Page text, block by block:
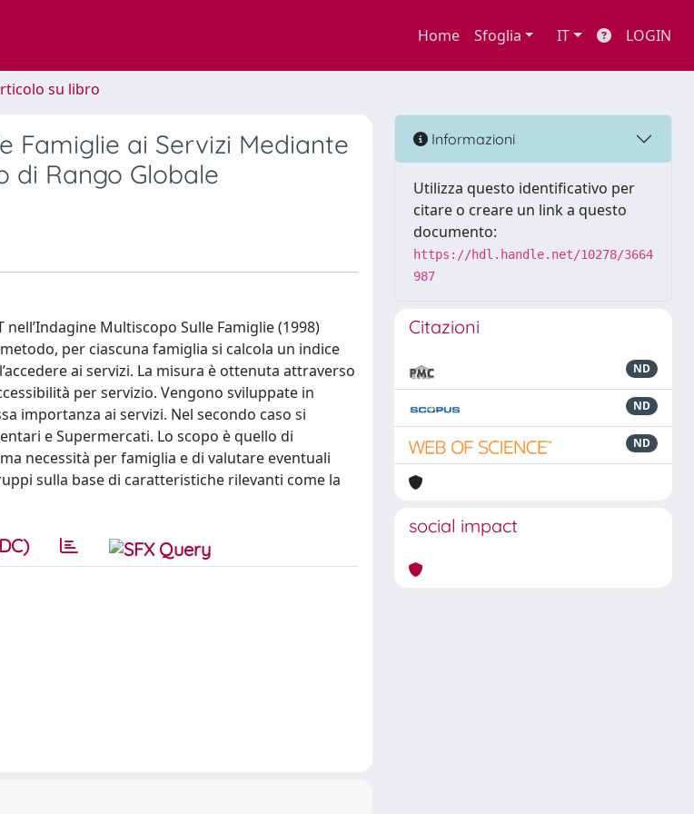
Home Sfoglia IT LOGIN
su libro
Famiglie ai Servizi Mediante
di Rango Globale
Multiscopo Sulle Famiglie (1998)
per ciascuna famiglia si calcola un indice
ai servizi. La misura è ottenuta attraverso
per servizio. Vengono sviluppate in
importanza ai servizi. Nel secondo caso si
e Supermercati. Lo scopo è quello di
necessità per famiglia e di valutare eventuali
sulla base di caratteristiche rilevanti come la
Informazioni
Utilizza questo identificativo per
citare o creare un link a questo
documento:
https://hdl.handle.net/10278/3664
987
Citazioni
ND
ND
ND
social impact